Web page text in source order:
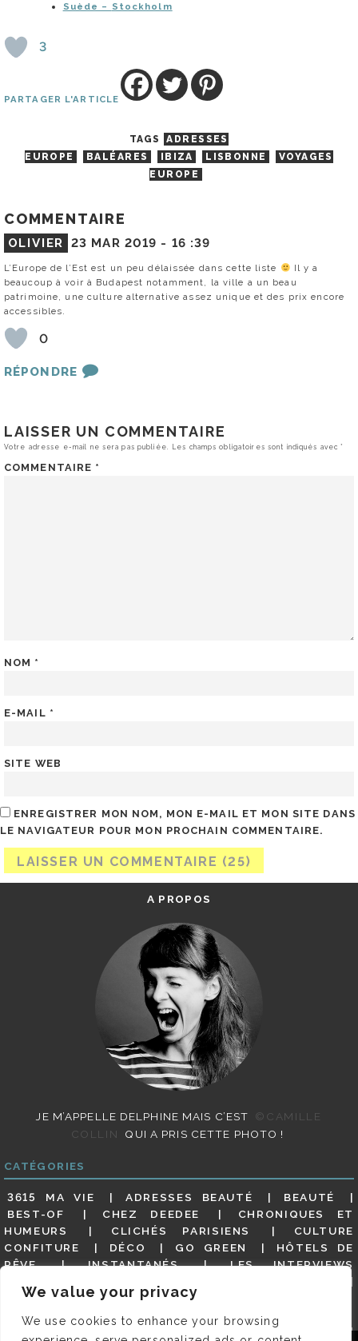
We value your privacy
We use cookies to enhance your browsing
Suède – Stockholm
3
PARTAGER L'ARTICLE
TAGS
ADRESSES
EUROPE
BALÉARES IBIZA LISBONNE
VOYAGES
EUROPE
COMMENTAIRE
OLIVIER 23 MAR 2019 - 16 :39
L’Europe de l’Est est un peu délaissée dans cette liste
Il y a
beaucoup à voir à Budapest notamment, la ville a un beau
patrimoine, une culture alternative assez unique et des prix encore
accessibles.
0
RÉPONDRE
LAISSER UN COMMENTAIRE
Votre adresse e-mail ne sera pas publiée. Les champs obligatoires sont indiqués avec*
COMMENTAIRE *
NOM *
E-MAIL *
SITE WEB
ENREGISTRER MON NOM, MON E-MAIL ET MON SITE DANS
LE NAVIGATEUR POUR MON PROCHAIN COMMENTAIRE.
A PROPOS
JE M’APPELLE DELPHINE MAIS C’EST
©CAMILLE
COLLIN
QUI A PRIS CETTE PHOTO !
CATÉGORIES
3615 MA VIE ADRESSES BEAUTÉ
BEAUTÉ
BEST-OF
CHEZ DEEDEE
CHRONIQUES ET
HUMEURS
CLICHÉS PARISIENS
CULTURE
CONFITURE
DÉCO GO GREEN
HÔTELS DE
RÊVE
INSTANTANÉS
LES INTERVIEWS
MES ADRESSES
MODE
(BUT GOODIES)
PAR ICI LE MAGOT !
PARIS EN PHOTOS RESTAURANTS